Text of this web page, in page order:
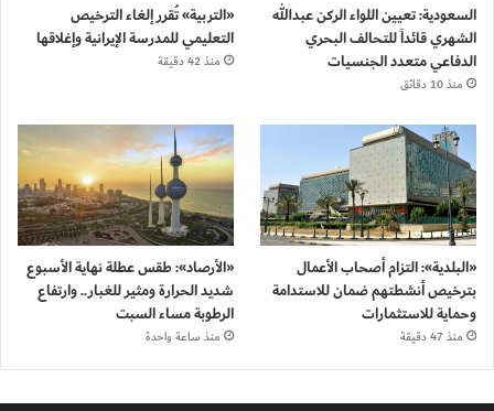
السعودية: تعيين اللواء الركن عبدالله
الشهري قائداً للتحالف البحري
الدفاعي متعدد الجنسيات
منذ 10 دقائق
«التربية» تُقرر إلغاء الترخيص
التعليمي للمدرسة الإيرانية وإغلاقها
منذ 42 دقيقة
«البلدية»: التزام أصحاب الأعمال
بترخيص أنشطتهم ضمان للاستدامة
وحماية للاستثمارات
منذ 47 دقيقة
«الأرصاد»: طقس عطلة نهاية الأسبوع
شديد الحرارة ومثير للغبار.. وارتفاع
الرطوبة مساء السبت
منذ ساعة واحدة